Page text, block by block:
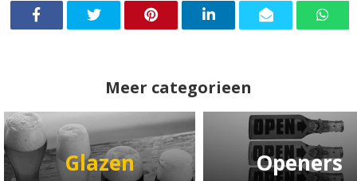
Meer categorieen
Glazen Openers